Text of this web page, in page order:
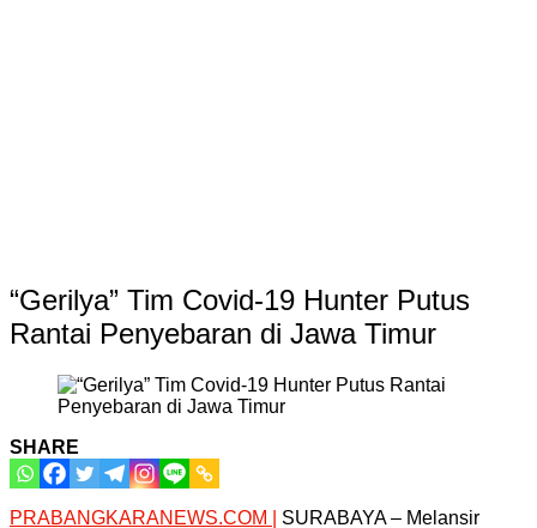
“Gerilya” Tim Covid-19 Hunter Putus
Rantai Penyebaran di Jawa Timur
SHARE
PRABANGKARANEWS.COM | SURABAYA – Melansir